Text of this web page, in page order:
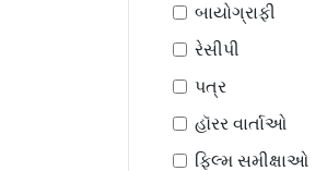
બાયોગ્રાફી
રેસીપી
પત્ર
હૉરર વાર્તાઓ
ફિલ્મ સમીક્ષાઓ